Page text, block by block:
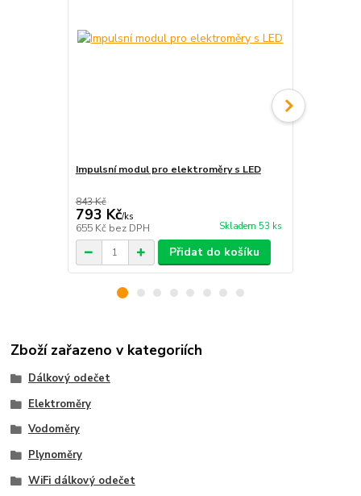
Impulsní modul pro elektroměry s LED
843 Kč
793 Kč/ks
655 Kč bez DPH Skladem 53 ks
Přidat do košíku
Zboží zařazeno v kategoriích
Dálkový odečet
Elektroměry
Vodoměry
Plynoměry
WiFi dálkový odečet